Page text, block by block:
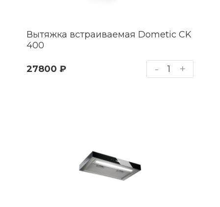
Вытяжка встраиваемая Dometic CK
400
27800 ₽ - +